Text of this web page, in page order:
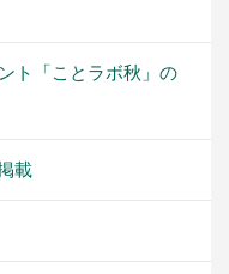
ト「ことラボ秋」の
載